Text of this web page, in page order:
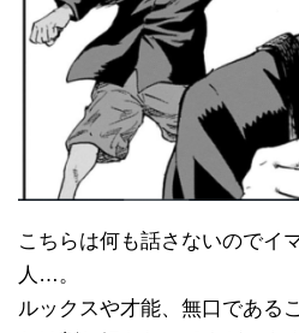
こちらは何も話さないのでイ
人…。
ルックスや才能、無口である